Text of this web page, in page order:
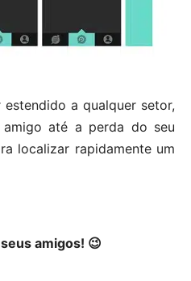
a qualquer setor,
até a perda do seu
localizar rapidamente um
amigos! 😉